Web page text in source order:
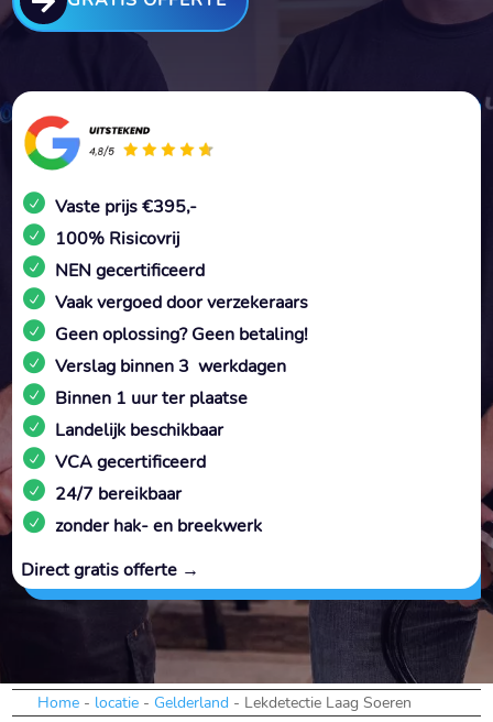
Vaste prijs €395,-
100% Risicovrij
NEN gecertificeerd
Vaak vergoed door verzekeraars
Geen oplossing? Geen betaling!
Verslag binnen 3 werkdagen
Binnen 1 uur ter plaatse
Landelijk beschikbaar
VCA gecertificeerd
24/7 bereikbaar
zonder hak- en breekwerk
Direct gratis offerte →
Home - locatie - Gelderland - Lekdetectie Laag Soeren